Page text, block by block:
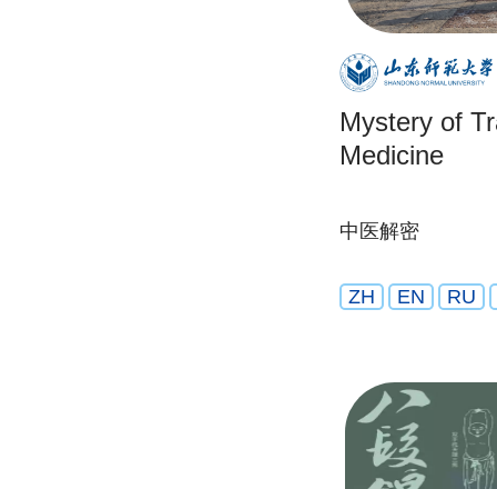
Mystery of
Medicine
中医解密
ZH EN RU